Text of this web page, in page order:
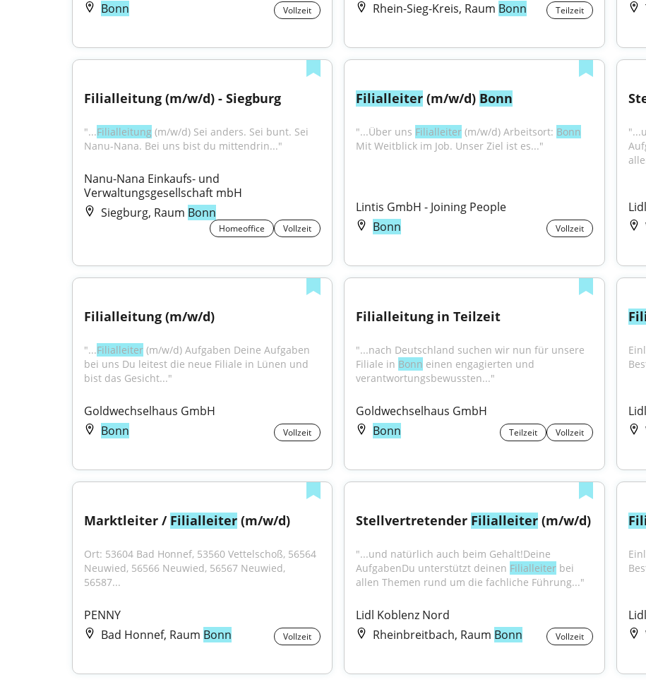
Bonn
Vollzeit
Rhein-Sieg-Kreis, Raum Bonn Teilzeit
Filialleitung (m/w/d) - Siegburg
"...Filialleitung (m/w/d) Sei anders. Sei bunt. Sei
Nanu-Nana. Bei uns bist du mittendrin..."
Nanu-Nana Einkaufs- und
Verwaltungsgesellschaft mbH
Siegburg, Raum Bonn
Homeoffice Vollzeit
Filialleiter (m/w/d) Bonn
"...Über uns Filialleiter (m/w/d) Arbeitsort: Bonn
Mit Weitblick im Job. Unser Ziel ist es..."
Lintis GmbH - Joining People
Bonn
Vollzeit
Filialleitung (m/w/d)
"...Filialleiter (m/w/d) Aufgaben Deine Aufgaben
bei uns Du leitest die neue Filiale in Lünen und
bist das Gesicht..."
Goldwechselhaus GmbH
Bonn
Vollzeit
Filialleitung in Teilzeit
"...nach Deutschland suchen wir nun für unsere
Filiale in Bonn einen engagierten und
verantwortungsbewussten..."
Goldwechselhaus GmbH
Bonn
Teilzeit Vollzeit
Marktleiter / Filialleiter (m/w/d)
Ort: 53604 Bad Honnef, 53560 Vettelschoß, 56564
Neuwied, 56566 Neuwied, 56567 Neuwied,
56587...
PENNY
Bad Honnef, Raum Bonn Vollzeit
Stellvertretender Filialleiter (m/w/d)
"...und natürlich auch beim Gehalt!Deine
AufgabenDu unterstützt deinen Filialleiter bei
allen Themen rund um die fachliche Führung..."
Lidl Koblenz Nord
Rheinbreitbach, Raum Bonn Vollzeit